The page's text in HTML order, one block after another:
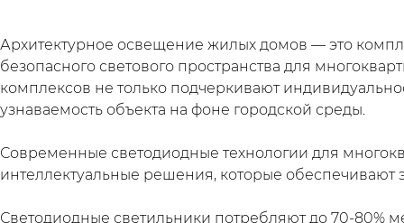
Архитектурное освещение жилых домов — это
безопасного светового пространства для
комплексов не только подчеркивают
узнаваемость объекта на фоне городской среды.
Современные светодиодные технологии для
интеллектуальные решения, которые
Светодиодные светильники потребляют до 70-